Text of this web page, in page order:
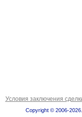
Условия заключения
Copyright © 2006-